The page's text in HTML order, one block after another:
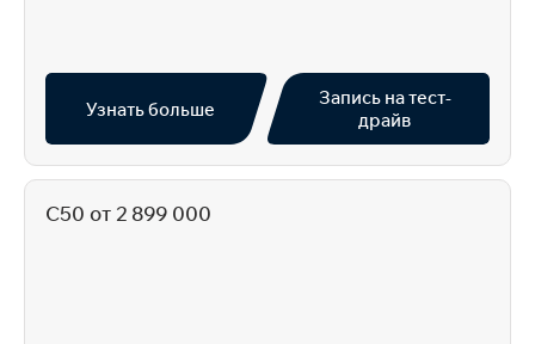
Узнать больше
Запись на тест-
драйв
C50 от 2 899 000